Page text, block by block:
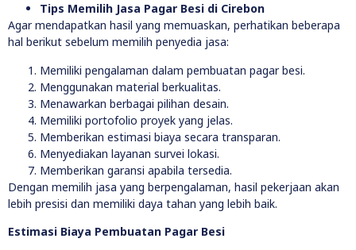
Tips Memilih Jasa Pagar Besi di Cirebon
Agar mendapatkan hasil yang memuaskan, perhatikan beberapa
hal berikut sebelum memilih penyedia jasa:
Memiliki pengalaman dalam pembuatan pagar besi.
Menggunakan material berkualitas.
Menawarkan berbagai pilihan desain.
Memiliki portofolio proyek yang jelas.
Memberikan estimasi biaya secara transparan.
Menyediakan layanan survei lokasi.
Memberikan garansi apabila tersedia.
Dengan memilih jasa yang berpengalaman, hasil pekerjaan akan
lebih presisi dan memiliki daya tahan yang lebih baik.
Estimasi Biaya Pembuatan Pagar Besi